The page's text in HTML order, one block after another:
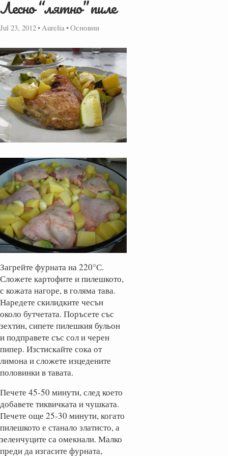
Лесно “лятно” пиле
Jul 23, 2012• Aurelia •Основни
Загрейте фурната на 220°С.
Сложете картофите и пилешкото,
с кожата нагоре, в голяма тава.
Наредете скилидките чесън
около бутчетата. Поръсете със
зехтин, сипете пилешкия бульон
и подправете със сол и черен
пипер. Изстискайте сока от
лимона и сложете изцедените
половинки в тавата.
Печете 45-50 минути, след което
добавете тиквичката и чушката.
Печете още 25-30 минути, когато
пилешкото е станало златисто, а
зеленчуците са омекнали. Малко
преди да изгасите фурната,